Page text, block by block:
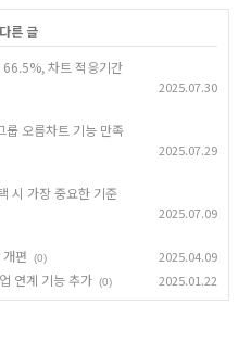
른 글
차트 적응기간
2025.07.30
오름차트 기능 만족
2025.07.29
시 가장 중요한 기준
2025.07.09
편 (0) 2025.04.09
연계 기능 추가 (0) 2025.01.22